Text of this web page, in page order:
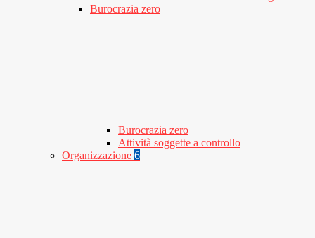
Burocrazia zero
Burocrazia zero
Attività soggette a controllo
Organizzazione 6